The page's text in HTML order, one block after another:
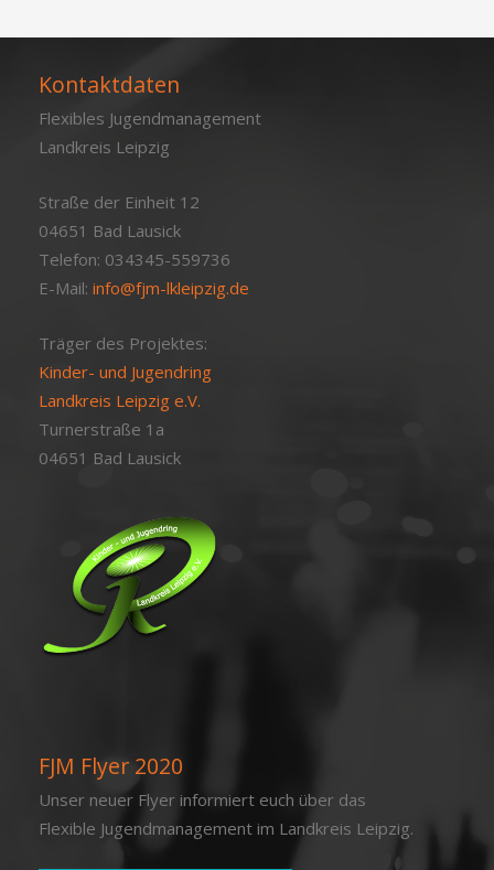
Kontaktdaten
Flexibles Jugendmanagement
Landkreis Leipzig
Straße der Einheit 12
04651 Bad Lausick
Telefon: 034345-559736
E-Mail: info@fjm-lkleipzig.de
Träger des Projektes:
Kinder- und Jugendring
Landkreis Leipzig e.V.
Turnerstraße 1a
04651 Bad Lausick
FJM Flyer 2020
Unser neuer Flyer informiert euch über das
Flexible Jugendmanagement im Landkreis Leipzig.